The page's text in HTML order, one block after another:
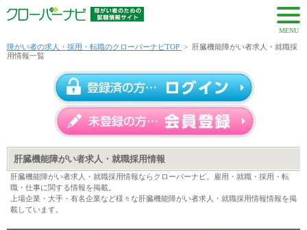
MENU
障がい者の求人・採用・転職のクローバーナビTOP > 肝臓機能障がい者求人・就職採
用情報一覧
肝臓機能障がい者求人・就職採用情報
肝臓機能障がい者求人・就職採用情報ならクローバーナビ。雇用・就職・採用・転
職・仕事に関する情報を掲載。
上場企業・大手・有名企業など様々な肝臓機能障がい者求人・就職採用情報情報を掲
載しています。